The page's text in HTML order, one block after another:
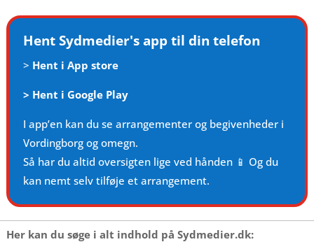
Hent Sydmedier's app til din telefon
> Hent i App store
> Hent i Google Play
I app’en kan du se arrangementer og begivenheder i
Vordingborg og omegn.
Så har du altid oversigten lige ved hånden 📱 Og du
kan nemt selv tilføje et arrangement.
Her kan du søge i alt indhold på Sydmedier.dk: